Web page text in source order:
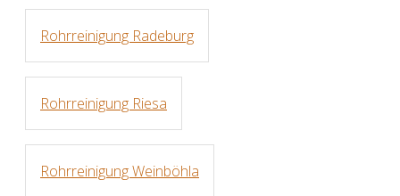
Rohrreinigung Radeburg
Rohrreinigung Riesa
Rohrreinigung Weinböhla